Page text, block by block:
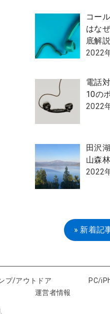
コー
はな
底解説
2022
電話
10の
2022
田沢
山森
2022
» 新着記
プ/アウトドア
PC/
運営者情報